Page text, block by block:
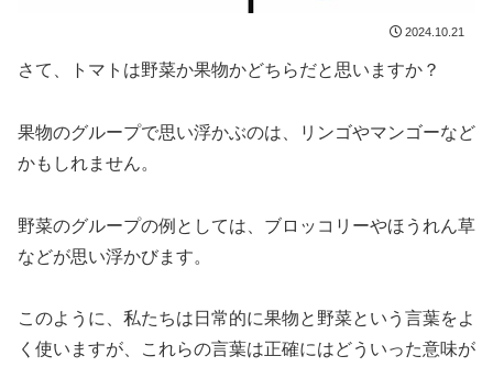
2024.10.21
さて、トマトは野菜か果物かどちらだと思いますか？
果物のグループで思い浮かぶのは、リンゴやマンゴーなど
かもしれません。
野菜のグループの例としては、ブロッコリーやほうれん草
などが思い浮かびます。
このように、私たちは日常的に果物と野菜という言葉をよ
く使いますが、これらの言葉は正確にはどういった意味が